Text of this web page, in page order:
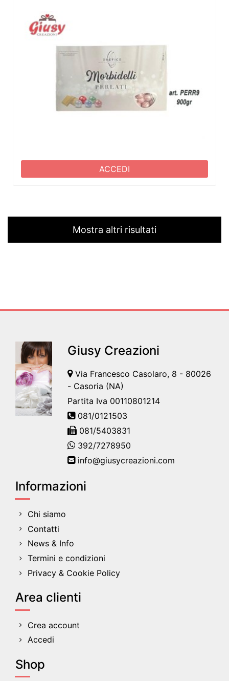
ACCEDI
Mostra altri risultati
Giusy Creazioni
Via Francesco Casolaro, 8 - 80026
- Casoria (NA)
Partita Iva 00110801214
081/0121503
081/5403831
392/7278950
info@giusycreazioni.com
Informazioni
Chi siamo
Contatti
News & Info
Termini e condizioni
Privacy & Cookie Policy
Area clienti
Crea account
Accedi
Shop